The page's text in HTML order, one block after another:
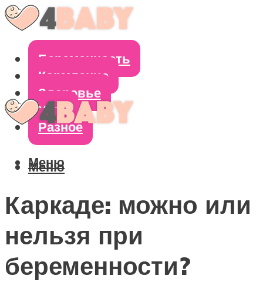
Беременность
Кормление
Здоровье
Уход
Разное
Меню
Меню
Каркаде: можно или
нельзя при
беременности?